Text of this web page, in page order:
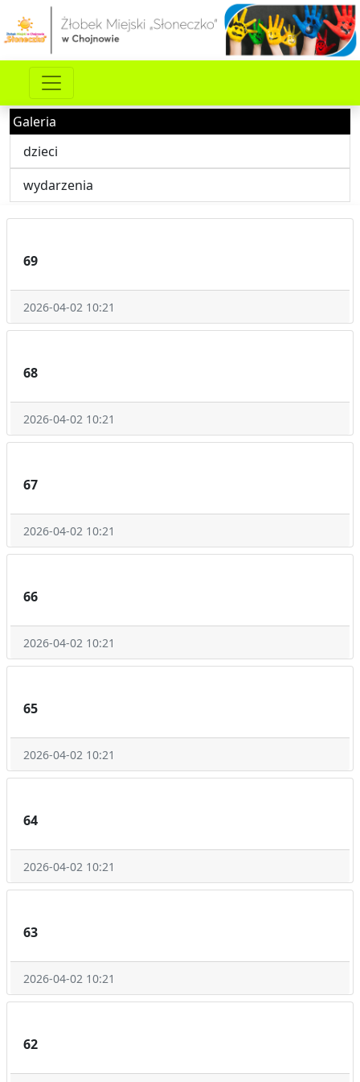
Galeria
dzieci
wydarzenia
69
2026-04-02 10:21
68
2026-04-02 10:21
67
2026-04-02 10:21
66
2026-04-02 10:21
65
2026-04-02 10:21
64
2026-04-02 10:21
63
2026-04-02 10:21
62